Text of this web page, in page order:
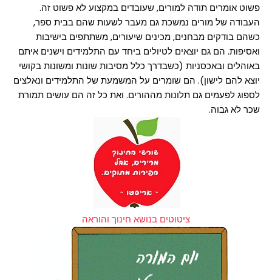
פשוט אומרים תודה למורים, שעובדים במקצוע לא פשוט זה.
העבודה של מורים נמשכת גם מעבר לשעות שהם בבית ספר,
כשהם בודקים מבחנים, מכינים שיעורים, משתתפים בישיבות
ואסיפות. הם גם יוצאים לטיולים ביחד עם התלמידים וישנים איתם
באוהלים ובאכסניות (כשבדרך כלל מסיבות שונות ומשונות בקושי
יוצא להם לישון). הם שומרים על המשמעת של התלמידים ונאלצים
לספוג לפעמים גם תלונות מההורים. ואת כל זה הם עושים תמורת
שכר לא גבוה.
ציטוטים בנושא חינוך והוראה